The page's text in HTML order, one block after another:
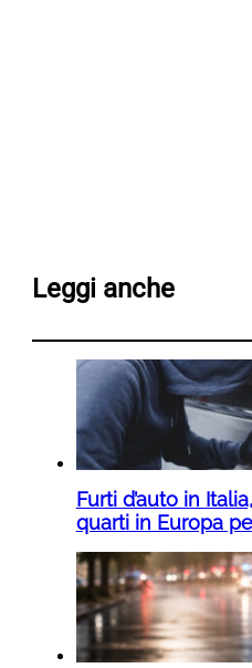
Leggi anche
Furti d’auto in
quarti in Europa